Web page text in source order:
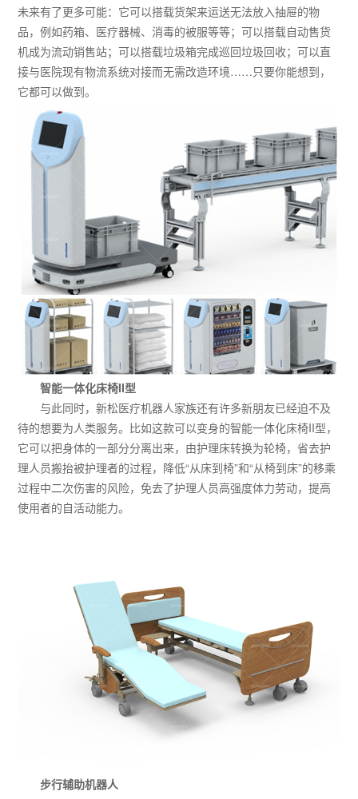
未来有了更多可能：它可以搭载货架来运送无法放入抽屉的物
品，例如药箱、医疗器械、消毒的被服等等；可以搭载自动售货
机成为流动销售站；可以搭载垃圾箱完成巡回垃圾回收；可以直
接与医院现有物流系统对接而无需改造环境……只要你能想到，
它都可以做到。
智能一体化床椅II型
与此同时，新松医疗机器人家族还有许多新朋友已经迫不及
待的想要为人类服务。比如这款可以变身的智能一体化床椅II型，
它可以把身体的一部分分离出来，由护理床转换为轮椅，省去护
理人员搬抬被护理者的过程，降低“从床到椅”和“从椅到床”的移乘
过程中二次伤害的风险，免去了护理人员高强度体力劳动，提高
使用者的自活动能力。
步行辅助机器人